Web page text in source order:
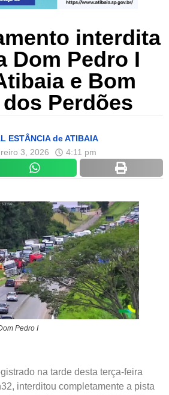
interdita
Dom Pedro I
e Bom
Perdões
ESTÂNCIA de ATIBAIA
3, 2026
4:11 pm
Pedro I
na tarde desta terça-feira
interditou completamente a pista